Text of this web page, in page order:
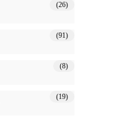
(26)
(91)
(8)
(19)